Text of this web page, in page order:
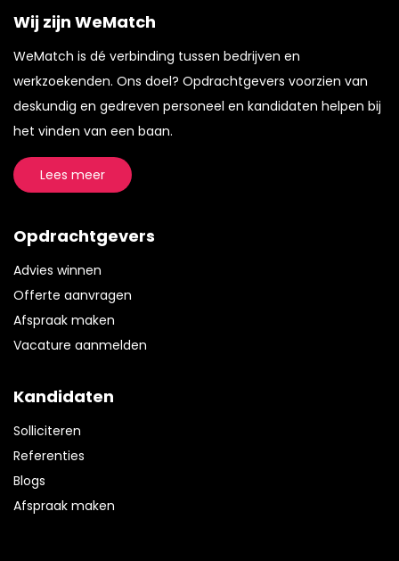
Wij zijn WeMatch
WeMatch is dé verbinding tussen bedrijven en
werkzoekenden. Ons doel? Opdrachtgevers voorzien van
deskundig en gedreven personeel en kandidaten helpen bij
het vinden van een baan.
Lees meer
Opdrachtgevers
Advies winnen
Offerte aanvragen
Afspraak maken
Vacature aanmelden
Kandidaten
Solliciteren
Referenties
Blogs
Afspraak maken